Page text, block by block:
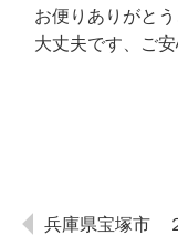
お便りありがとう
大丈夫です、ご安
兵庫県宝塚市